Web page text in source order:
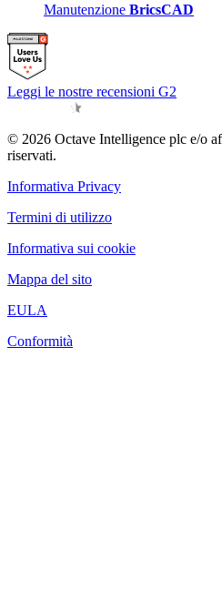
Manutenzione BricsCAD
Leggi le nostre recensioni G2
© 2026 Octave Intelligence plc e/o
riservati.
Informativa Privacy
Termini di utilizzo
Informativa sui cookie
Mappa del sito
EULA
Conformità